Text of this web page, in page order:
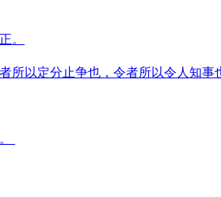
。
所以定分止争也，令者所以令人知事